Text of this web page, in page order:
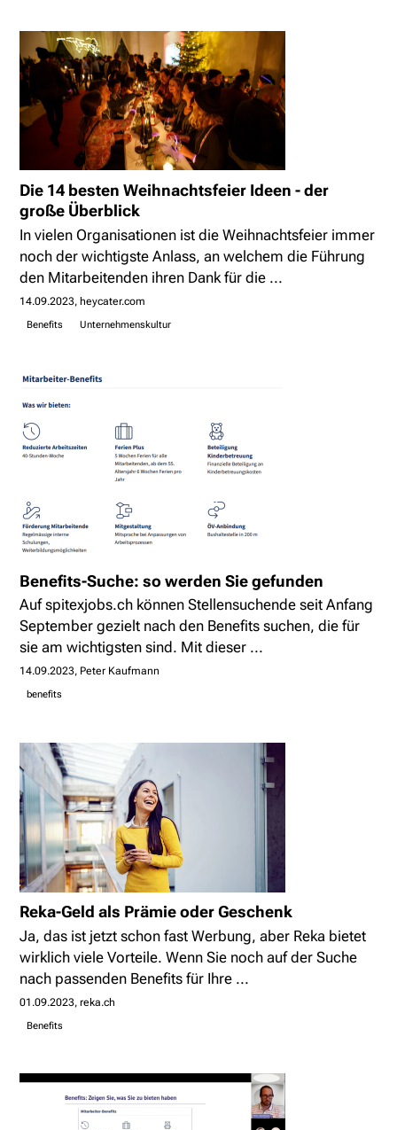
Die 14 besten Weihnachtsfeier Ideen - der
große Überblick
In vielen Organisationen ist die Weihnachtsfeier immer
noch der wichtigste Anlass, an welchem die Führung
den Mitarbeitenden ihren Dank für die ...
14.09.2023 heycater.com
Benefits Unternehmenskultur
Benefits-Suche: so werden Sie gefunden
Auf spitexjobs.ch können Stellensuchende seit Anfang
September gezielt nach den Benefits suchen, die für
sie am wichtigsten sind. Mit dieser ...
14.09.2023 Peter Kaufmann
benefits
Reka-Geld als Prämie oder Geschenk
Ja, das ist jetzt schon fast Werbung, aber Reka bietet
wirklich viele Vorteile. Wenn Sie noch auf der Suche
nach passenden Benefits für Ihre ...
01.09.2023 reka.ch
Benefits